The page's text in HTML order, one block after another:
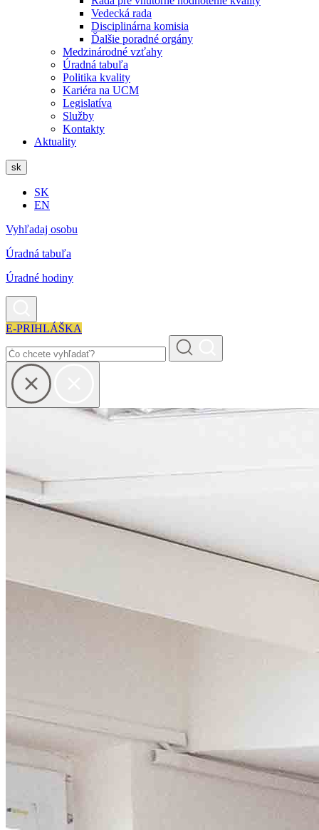
Vedecká rada
Disciplinárna komisia
Ďalšie poradné orgány
Medzinárodné vzťahy
Úradná tabuľa
Politika kvality
Kariéra na UCM
Legislatíva
Služby
Kontakty
Aktuality
sk
SK
EN
Vyhľadaj osobu
Úradná tabuľa
Úradné hodiny
E-PRIHLÁŠKA